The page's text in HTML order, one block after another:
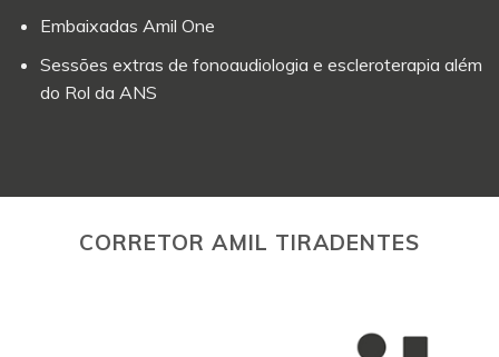
Embaixadas Amil One
Sessões extras de fonoaudiologia e escleroterapia além
do Rol da ANS
CORRETOR AMIL TIRADENTES